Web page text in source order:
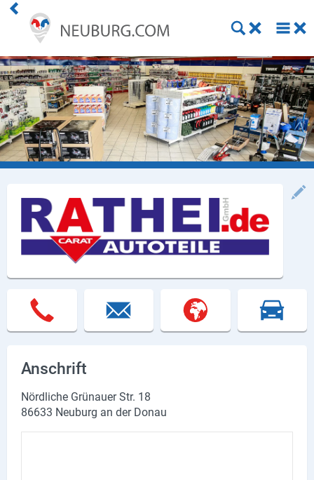
Anschrift
Nördliche Grünauer Str. 18
86633 Neuburg an der Donau
Einkaufen
Handwerk
Gastronomie
Dienstleistung
Gesundheit
Freizeit
Stellenanzeigen
Lieferdienste
Angebote